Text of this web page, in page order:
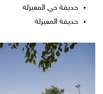
حديقة حي المعيزلة
حديقة المعيزلة